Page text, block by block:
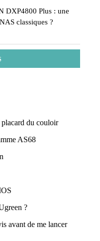
DXP4800 Plus : une
classiques ?
placard du couloir
AS68
?
avant de me lancer